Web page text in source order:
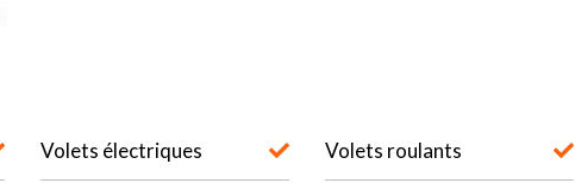
Volets électriques Volets roulants